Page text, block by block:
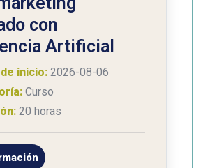
con
Artificial
inicio: 2026-08-06
Curso
20 horas